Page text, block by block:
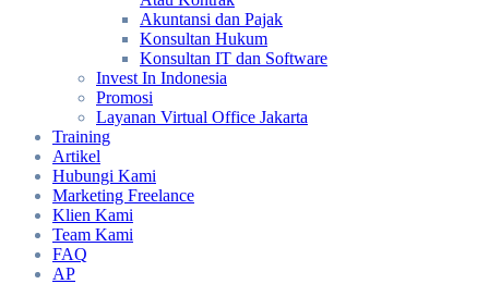
Akuntansi dan Pajak
Konsultan Hukum
Konsultan IT dan Software
Invest In Indonesia
Promosi
Layanan Virtual Office Jakarta
Training
Artikel
Hubungi Kami
Marketing Freelance
Klien Kami
Team Kami
FAQ
AP